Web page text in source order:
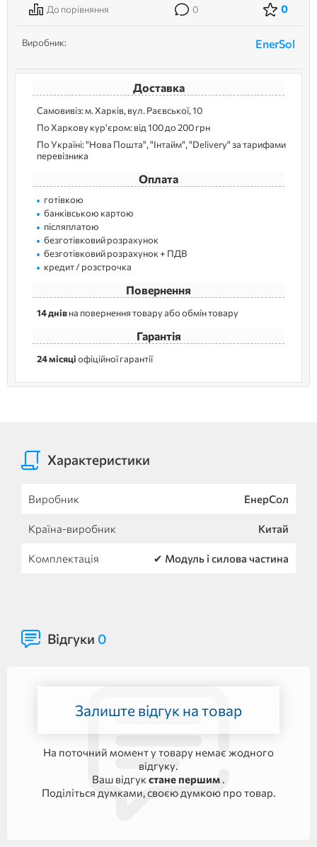
До порівняння 0 0
Виробник: EnerSol
Доставка
Самовивіз: м. Харків, вул. Раєвської, 10
По Харкову кур'єром: від 100 до 200 грн
По Україні: "Нова Пошта", "Інтайм", "Delivery" за тарифами
перевізника
Оплата
готівкою
банківською картою
післяплатою
безготівковий розрахунок
безготівковий розрахунок + ПДВ
кредит / розстрочка
Повернення
14 днівна повернення товару або обмін товару
Гарантія
24 місяціофіційної гарантії
Характеристики
Виробник ЕнерСол
Країна-виробник Китай
Комплектація ✔ Модуль і силова частина
Відгуки 0
Залиште відгук на товар
На поточний момент у товару немає жодного
відгуку.
Ваш відгук стане першим .
Поділіться думками, своєю думкою про товар.